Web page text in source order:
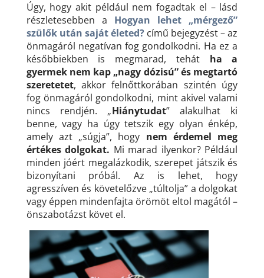
Úgy, hogy akit például nem fogadtak el – lásd
részletesebben a Hogyan lehet „mérgező”
szülők után saját életed?című bejegyzést – az
önmagáról negatívan fog gondolkodni. Ha ez a
későbbiekben is megmarad, tehát ha a
gyermek nem kap „nagy dózisú” és megtartó
szeretetet, akkor felnőttkorában szintén úgy
fog önmagáról gondolkodni, mint akivel valami
nincs rendjén. „Hiánytudat” alakulhat ki
benne, vagy ha úgy tetszik egy olyan énkép,
amely azt „súgja”, hogy nem érdemel meg
értékes dolgokat. Mi marad ilyenkor? Például
minden jóért megalázkodik, szerepet játszik és
bizonyítani próbál. Az is lehet, hogy
agresszíven és követelőzve „túltolja” a dolgokat
vagy éppen mindenfajta örömöt eltol magától –
önszabotázst követ el.